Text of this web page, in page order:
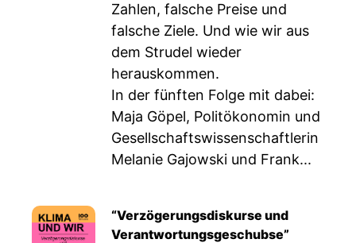
Zahlen, falsche Preise und
falsche Ziele. Und wie wir aus
dem Strudel wieder
herauskommen.
In der fünften Folge mit dabei:
Maja Göpel, Politökonomin und
Gesellschaftswissenschaftlerin
Melanie Gajowski und Frank...
“Verzögerungsdiskurse und
Verantwortungsgeschubse”